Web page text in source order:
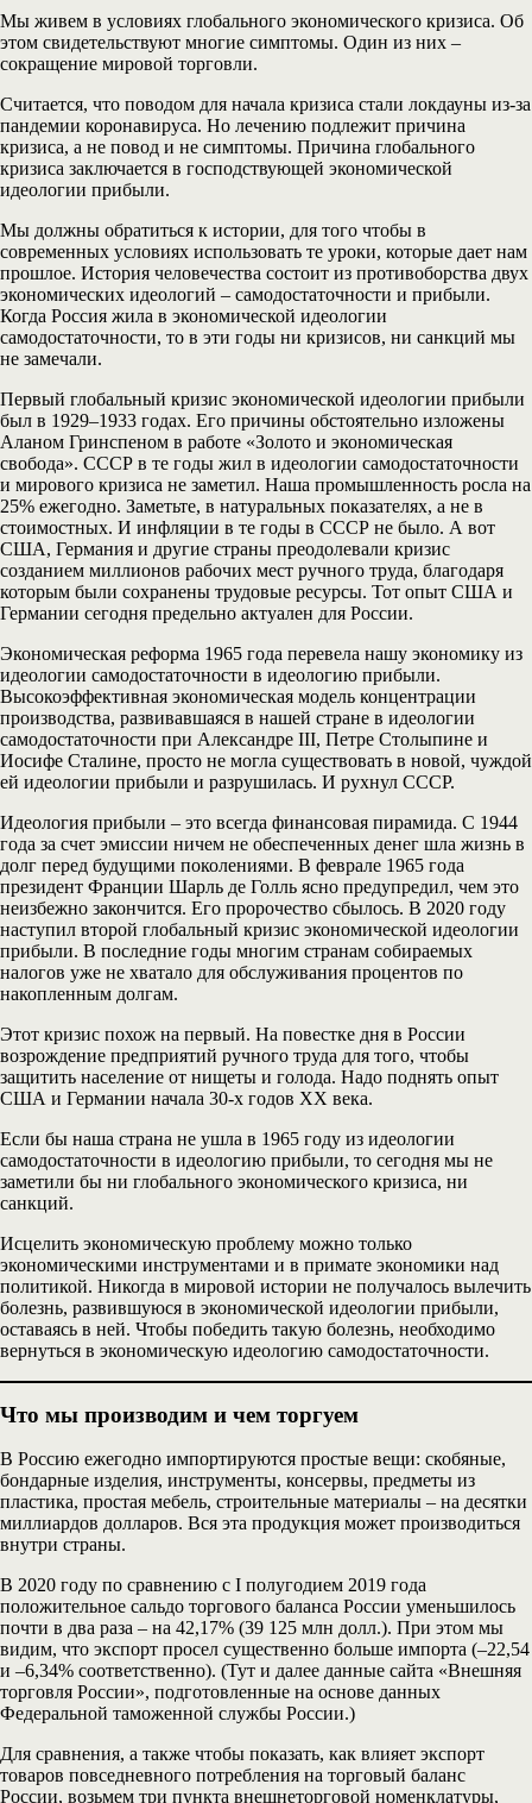
Мы живем в условиях глобального экономического кризиса. Об
этом свидетельствуют многие симптомы. Один из них –
сокращение мировой торговли.
Считается, что поводом для начала кризиса стали локдауны из-за
пандемии коронавируса. Но лечению подлежит причина
кризиса, а не повод и не симптомы. Причина глобального
кризиса заключается в господствующей экономической
идеологии прибыли.
Мы должны обратиться к истории, для того чтобы в
современных условиях использовать те уроки, которые дает нам
прошлое. История человечества состоит из противоборства двух
экономических идеологий – самодостаточности и прибыли.
Когда Россия жила в экономической идеологии
самодостаточности, то в эти годы ни кризисов, ни санкций мы
не замечали.
Первый глобальный кризис экономической идеологии прибыли
был в 1929–1933 годах. Его причины обстоятельно изложены
Аланом Гринспеном в работе «Золото и экономическая
свобода». СССР в те годы жил в идеологии самодостаточности
и мирового кризиса не заметил. Наша промышленность росла на
25% ежегодно. Заметьте, в натуральных показателях, а не в
стоимостных. И инфляции в те годы в СССР не было. А вот
США, Германия и другие страны преодолевали кризис
созданием миллионов рабочих мест ручного труда, благодаря
которым были сохранены трудовые ресурсы. Тот опыт США и
Германии сегодня предельно актуален для России.
Экономическая реформа 1965 года перевела нашу экономику из
идеологии самодостаточности в идеологию прибыли.
Высокоэффективная экономическая модель концентрации
производства, развивавшаяся в нашей стране в идеологии
самодостаточности при Александре III, Петре Столыпине и
Иосифе Сталине, просто не могла существовать в новой, чуждой
ей идеологии прибыли и разрушилась. И рухнул СССР.
Идеология прибыли – это всегда финансовая пирамида. С 1944
года за счет эмиссии ничем не обеспеченных денег шла жизнь в
долг перед будущими поколениями. В феврале 1965 года
президент Франции Шарль де Голль ясно предупредил, чем это
неизбежно закончится. Его пророчество сбылось. В 2020 году
наступил второй глобальный кризис экономической идеологии
прибыли. В последние годы многим странам собираемых
налогов уже не хватало для обслуживания процентов по
накопленным долгам.
Этот кризис похож на первый. На повестке дня в России
возрождение предприятий ручного труда для того, чтобы
защитить население от нищеты и голода. Надо поднять опыт
США и Германии начала 30-х годов ХХ века.
Если бы наша страна не ушла в 1965 году из идеологии
самодостаточности в идеологию прибыли, то сегодня мы не
заметили бы ни глобального экономического кризиса, ни
санкций.
Исцелить экономическую проблему можно только
экономическими инструментами и в примате экономики над
политикой. Никогда в мировой истории не получалось вылечить
болезнь, развившуюся в экономической идеологии прибыли,
оставаясь в ней. Чтобы победить такую болезнь, необходимо
вернуться в экономическую идеологию самодостаточности.
Что мы производим и чем торгуем
В Россию ежегодно импортируются простые вещи: скобяные,
бондарные изделия, инструменты, консервы, предметы из
пластика, простая мебель, строительные материалы – на десятки
миллиардов долларов. Вся эта продукция может производиться
внутри страны.
В 2020 году по сравнению с I полугодием 2019 года
положительное сальдо торгового баланса России уменьшилось
почти в два раза – на 42,17% (39 125 млн долл.). При этом мы
видим, что экспорт просел существенно больше импорта (–22,54
и –6,34% соответственно). (Тут и далее данные сайта «Внешняя
торговля России», подготовленные на основе данных
Федеральной таможенной службы России.)
Для сравнения, а также чтобы показать, как влияет экспорт
товаров повседневного потребления на торговый баланс
России, возьмем три пункта внешнеторговой номенклатуры,